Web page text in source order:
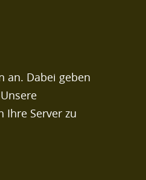
an. Dabei geben
Ihre Server zu